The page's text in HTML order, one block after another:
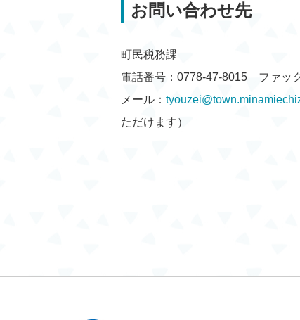
お問い合わせ先
町民税務課
電話番号：0778-47-8015 ファッ
メール：
ただけます）